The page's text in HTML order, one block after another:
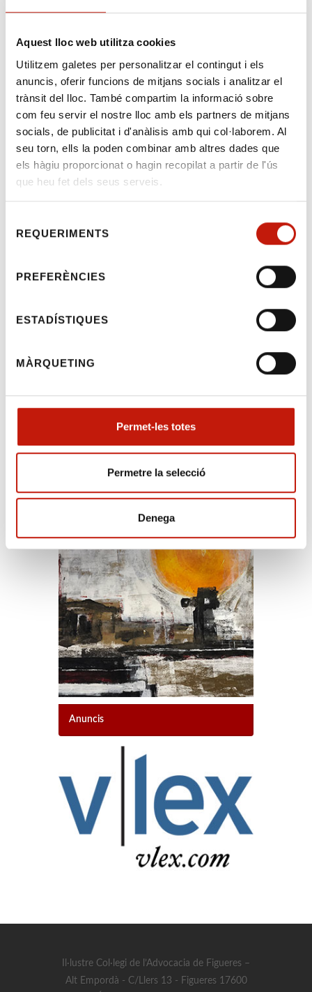
Aquest lloc web utilitza cookies
Utilitzem galetes per personalitzar el contingut i els
anuncis, oferir funcions de mitjans socials i analitzar el
trànsit del lloc. També compartim la informació sobre
com feu servir el nostre lloc amb els partners de mitjans
socials, de publicitat i d'anàlisis amb qui col·laborem. Al
seu torn, ells la poden combinar amb altres dades que
els hàgiu proporcionat o hagin recopilat a partir de l'ús
que heu fet dels seus serveis.
REQUERIMENTS
PREFERÈNCIES
ESTADÍSTIQUES
MÀRQUETING
Permet-les totes
Permetre la selecció
Denega
Reestructuració del
Departament de Justícia
Benvolguts companys,
Adjuntem, en format pdf, el Decret que avui
Govern del Departament de Justícia.
Exposició - Fons Col·legial
Anuncis
Il·lustre Col·legi de l’Advocacia de Figueres –
Alt Empordà - C/Llers 13 - Figueres 17600